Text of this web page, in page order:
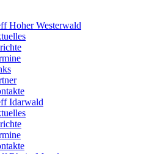
Hoher Westerwald
Idarwald